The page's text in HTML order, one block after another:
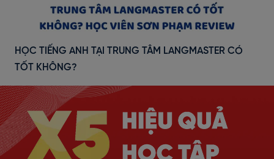
HỌC TIẾNG ANH TẠI TRUNG TÂM LANGMASTER CÓ
TỐT KHÔNG?